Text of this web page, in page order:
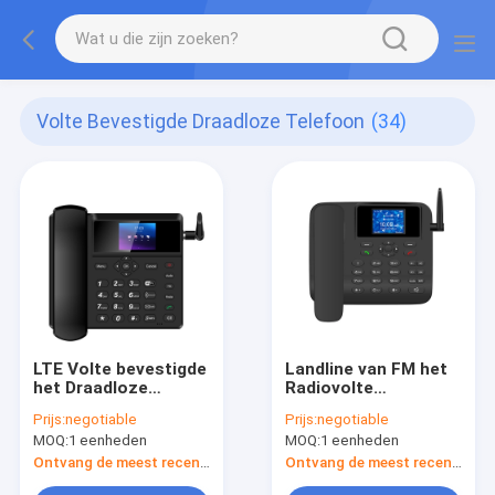
Volte Bevestigde Draadloze Telefoon (34)
LTE Volte bevestigde
het Draadloze
Telefoondual sim
SMS
Prijs:negotiable
MOQ:1 eenheden
Landline van FM het
Radiovolte
van de Telefoons
Dubbele SOM MP3
Prijs:negotiable
MOQ:1 eenheden